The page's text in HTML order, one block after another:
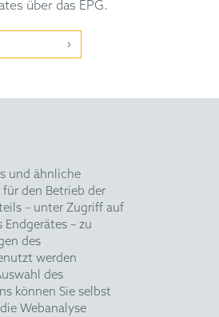
und ähnliche
den Betrieb der
– unter Zugriff auf
– zu
des
werden
des
können Sie selbst
Webanalyse
über das EPG.
|
PartmbB
|